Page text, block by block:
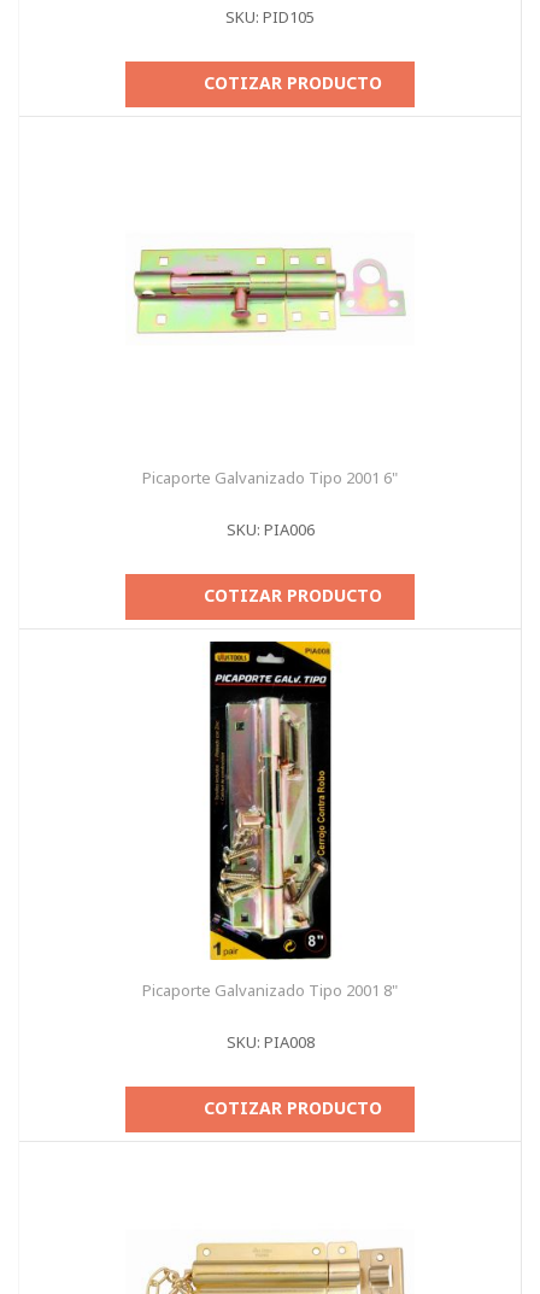
SKU: PID105
COTIZAR PRODUCTO
Picaporte Galvanizado Tipo 2001 6"
SKU: PIA006
COTIZAR PRODUCTO
Picaporte Galvanizado Tipo 2001 8"
SKU: PIA008
COTIZAR PRODUCTO